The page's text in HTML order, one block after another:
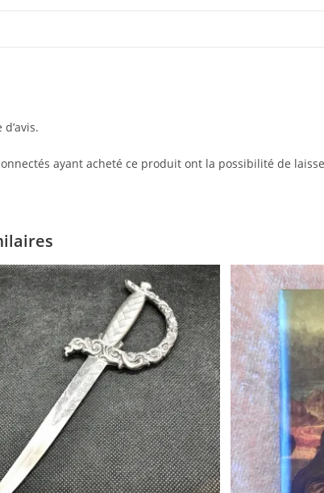
ayant acheté ce produit ont la possibilité de